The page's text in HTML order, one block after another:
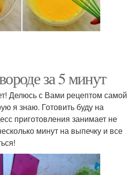
за 5 минут
Делюсь с Вами рецептом самой
я знаю. Готовить буду на
приготовления занимает не
минут на выпечку и все